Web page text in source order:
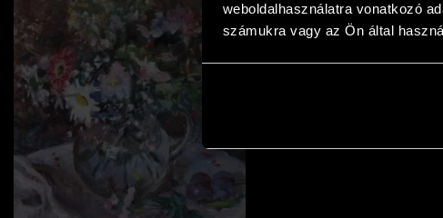
weboldalhasználatra vonatkozó
számukra vagy az Ön által